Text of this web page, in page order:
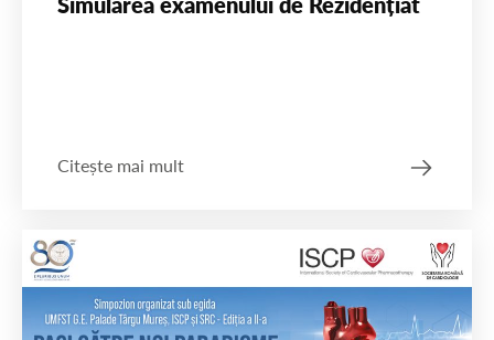
Citește mai mult